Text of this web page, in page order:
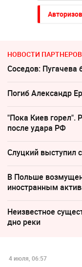
НОВОСТИ ПАРТНЕРОВ
Соседов: Пугачева
Погиб Александр
"Пока Киев горел".
после удара РФ
Слуцкий выступил
В Польше
иностранным
Неизвестное
дно реки
4 июля, 06:57